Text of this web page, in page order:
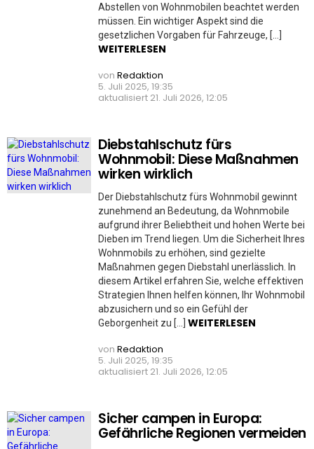
Abstellen von Wohnmobilen beachtet werden
müssen. Ein wichtiger Aspekt sind die
gesetzlichen Vorgaben für Fahrzeuge, […]
WEITERLESEN
von Redaktion
5. Juli 2025, 19:35
aktualisiert 21. Juli 2026, 12:05
Diebstahlschutz fürs
Wohnmobil: Diese Maßnahmen
wirken wirklich
Der Diebstahlschutz fürs Wohnmobil gewinnt
zunehmend an Bedeutung, da Wohnmobile
aufgrund ihrer Beliebtheit und hohen Werte bei
Dieben im Trend liegen. Um die Sicherheit Ihres
Wohnmobils zu erhöhen, sind gezielte
Maßnahmen gegen Diebstahl unerlässlich. In
diesem Artikel erfahren Sie, welche effektiven
Strategien Ihnen helfen können, Ihr Wohnmobil
abzusichern und so ein Gefühl der
Geborgenheit zu […] WEITERLESEN
von Redaktion
5. Juli 2025, 19:35
aktualisiert 21. Juli 2026, 12:05
Sicher campen in Europa:
Gefährliche Regionen vermeiden